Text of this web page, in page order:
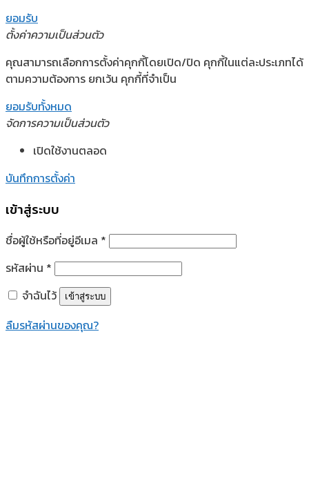
ยอมรับ
ตั้งค่าความเป็นส่วนตัว
คุณสามารถเลือกการตั้งค่าคุกกี้โดยเปิด/ปิด คุกกี้ในแต่ละประเภทได้
ตามความต้องการ ยกเว้น คุกกี้ที่จำเป็น
ยอมรับทั้งหมด
จัดการความเป็นส่วนตัว
เปิดใช้งานตลอด
บันทึกการตั้งค่า
เข้าสู่ระบบ
ชื่อผู้ใช้หรือที่อยู่อีเมล *
รหัสผ่าน *
จำฉันไว้
เข้าสู่ระบบ
ลืมรหัสผ่านของคุณ?